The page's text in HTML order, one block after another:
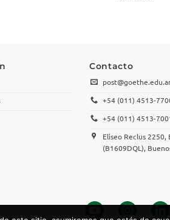
Contacto
+54 (011) 4513-
+54 (011) 4513-
Eliseo Reclus 2250,
(B1609DQL),